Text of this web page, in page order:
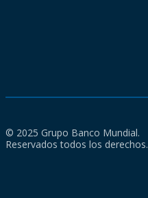
© 2025 Grupo Banco Mundial.
Reservados todos los derechos.